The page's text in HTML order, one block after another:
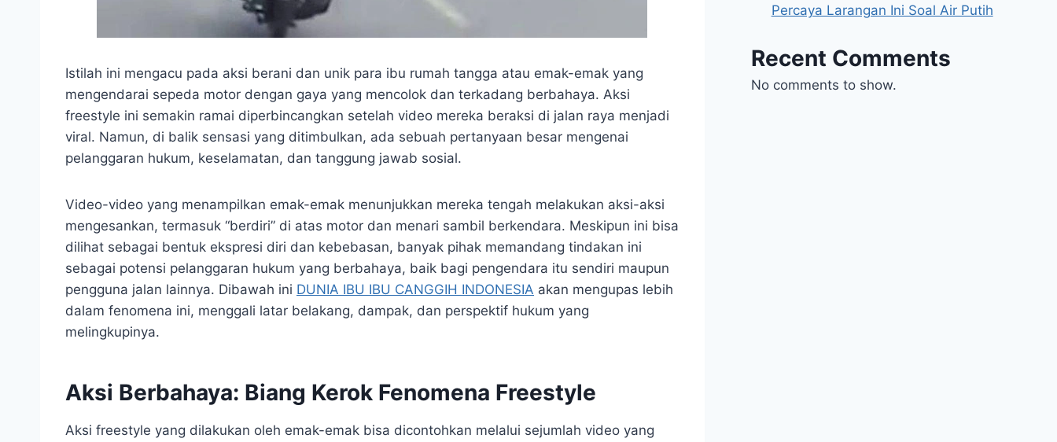
Istilah ini mengacu pada aksi berani dan unik para ibu rumah tangga atau emak-emak yang
mengendarai sepeda motor dengan gaya yang mencolok dan terkadang berbahaya. Aksi
freestyle ini semakin ramai diperbincangkan setelah video mereka beraksi di jalan raya menjadi
viral. ​Namun, di balik sensasi yang ditimbulkan, ada sebuah pertanyaan besar mengenai
pelanggaran hukum, keselamatan, dan tanggung jawab sosial.​
Video-video yang menampilkan emak-emak menunjukkan mereka tengah melakukan aksi-aksi
mengesankan, termasuk “berdiri” di atas motor dan menari sambil berkendara. Meskipun ini bisa
dilihat sebagai bentuk ekspresi diri dan kebebasan, banyak pihak memandang tindakan ini
sebagai potensi pelanggaran hukum yang berbahaya, baik bagi pengendara itu sendiri maupun
pengguna jalan lainnya. Dibawah ini DUNIA IBU IBU CANGGIH INDONESIA akan mengupas lebih
dalam fenomena ini, menggali latar belakang, dampak, dan perspektif hukum yang
melingkupinya.
Aksi Berbahaya: Biang Kerok Fenomena Freestyle
Aksi freestyle yang dilakukan oleh emak-emak bisa dicontohkan melalui sejumlah video yang
Percaya Larangan Ini Soal Air Putih
Recent Comments
No comments to show.